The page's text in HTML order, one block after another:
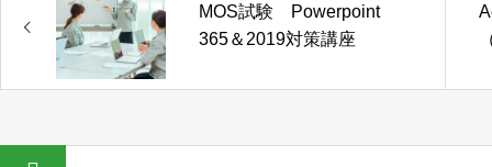
MOS試験 Powerpoint
365＆2019対策講座